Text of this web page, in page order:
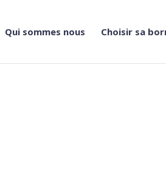
Qui sommes nous Choisir sa